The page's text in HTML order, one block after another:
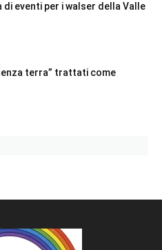
di eventi per i walser della Valle
terra” trattati come